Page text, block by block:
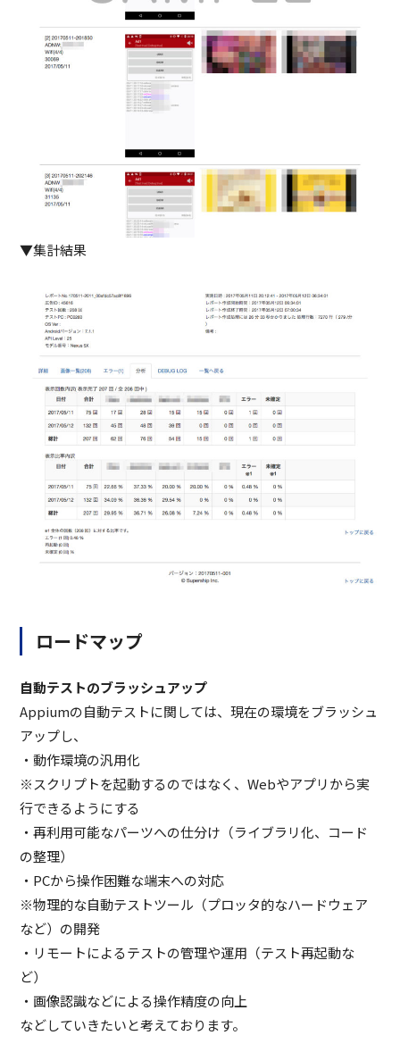
▼集計結果
ロードマップ
自動テストのブラッシュアップ
Appiumの自動テストに関しては、現在の環境をブラッシュ
アップし、
・動作環境の汎用化
※スクリプトを起動するのではなく、Webやアプリから実
行できるようにする
・再利用可能なパーツへの仕分け（ライブラリ化、コード
の整理）
・PCから操作困難な端末への対応
※物理的な自動テストツール（プロッタ的なハードウェア
など）の開発
・リモートによるテストの管理や運用（テスト再起動な
ど）
・画像認識などによる操作精度の向上
などしていきたいと考えております。